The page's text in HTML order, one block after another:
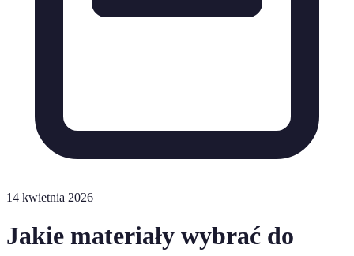
14 kwietnia 2026
Jakie materiały wybrać do